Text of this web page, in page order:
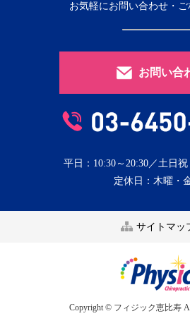
お気軽にお問い合わせ・
お問い合
平日：10:30～20:30／土日祝
定休日：木曜・
サイトマッ
Copyright © フィジック恵比寿